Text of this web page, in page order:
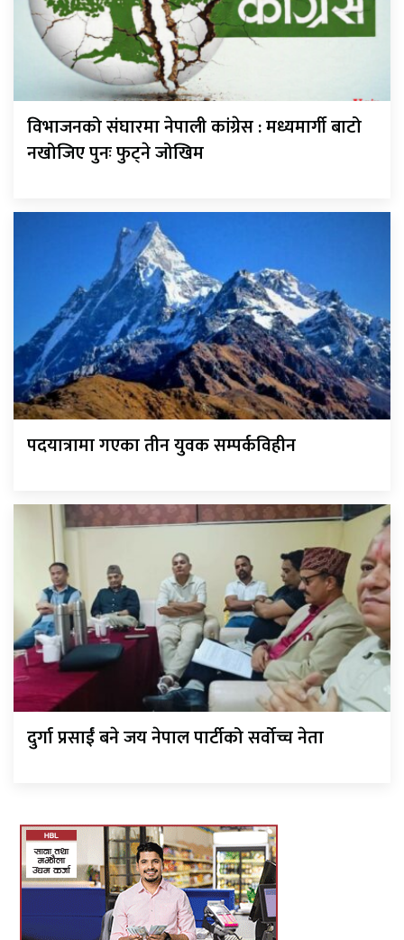
विभाजनको संघारमा नेपाली कांग्रेस : मध्यमार्गी बाटो
नखोजिए पुनः फुट्ने जोखिम
पदयात्रामा गएका तीन युवक सम्पर्कविहीन
दुर्गा प्रसाईं बने जय नेपाल पार्टीको सर्वोच्च नेता